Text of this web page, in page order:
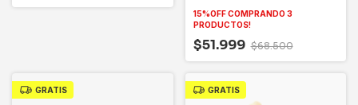
15%OFF COMPRANDO 3
PRODUCTOS!
$51.999 $68.500
GRATIS GRATIS